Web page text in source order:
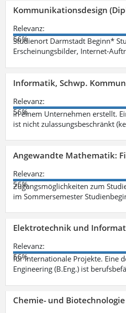
Kommunikationsdesign
Relevanz:
56%
Studienort Darmstadt Beginn*
Erscheinungsbilder, Internet-
Informatik, Schwp.
Relevanz:
56%
in einem Unternehmen erstellt.
ist nicht zulassungsbeschränkt
Angewandte Mathematik:
Relevanz:
56%
Zugangsmöglichkeiten zum
im Sommersemester
Elektrotechnik und
Relevanz:
56%
für internationale Projekte. Eine
Engineering (B.Eng.) ist
Chemie- und Biotechnologie